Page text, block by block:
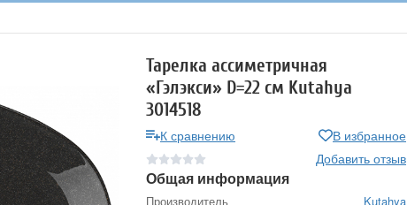
Тарелка ассиметричная
«Гэлэкси» D=22 см Kutahya
3014518
К сравнению
В избранное
Добавить отзыв
Общая информация
Производитель
Kutahya